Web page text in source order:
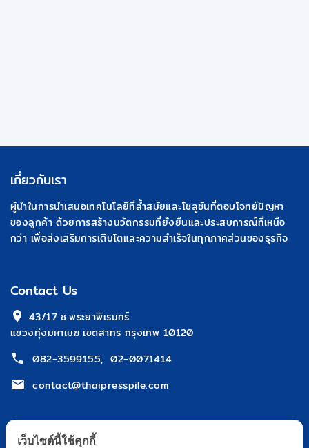
เกี่ยวกับเรา
ผู้นำในการนำเสนอเทคโนโลยีที่ล้ำสมัยและโซลูชันที่ตอบโจทย์ปัญหา
ของลูกค้า ด้วยการสร้างนวัตกรรมที่ยั่งยืนและประสบการณ์ที่เหนือ
กว่า เพื่อส่งเสริมการเติบโตและความสำเร็จในทุกภาคส่วนของธุรกิจ
Contact Us
43/17 ซ.พระยาพิเรนทร์
แขวงทุ่งมหาเมฆ เขตสาทร กรุงเทพ 10120
082-3599155, 02-0071414
contact@thaipresspile.com
เว็บไซต์นี้ใช้คุกกี้